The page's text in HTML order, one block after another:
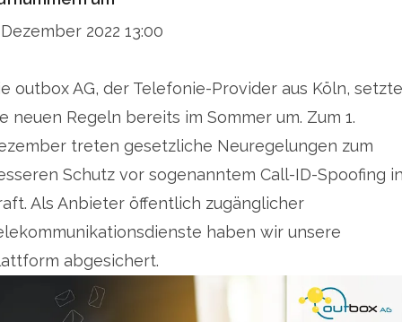
Dezember 2022 13:00
outbox AG, der Telefonie-Provider aus Köln, setzte
neuen Regeln bereits im Sommer um. Zum 1.
treten gesetzliche Neuregelungen zum
Schutz vor sogenanntem Call-ID-Spoofing
Als Anbieter öffentlich zugänglicher
haben wir unsere
abgesichert.